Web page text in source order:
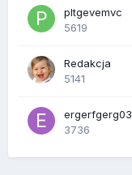
pltgevemvc
5619
Redakcja
5141
ergerfgerg03
3736